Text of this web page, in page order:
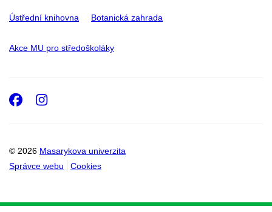
Ústřední knihovna Botanická zahrada
Akce MU pro středoškoláky
© 2026 Masarykova univerzita
Správce webu
Cookies
Facebook
Instagram